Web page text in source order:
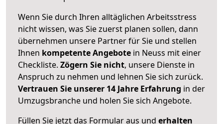
Wenn Sie durch Ihren alltäglichen Arbeitsstress
nicht wissen, was Sie zuerst planen sollen, dann
übernehmen unsere Partner für Sie und stellen
Ihnen kompetente Angebote in Neuss mit einer
Checkliste. Zögern Sie nicht, unsere Dienste in
Anspruch zu nehmen und lehnen Sie sich zurück.
Vertrauen Sie unserer 14 Jahre Erfahrung in der
Umzugsbranche und holen Sie sich Angebote.
Füllen Sie jetzt das Formular aus und erhalten